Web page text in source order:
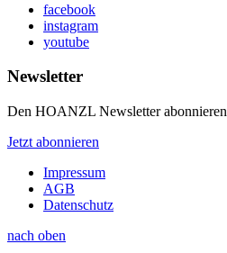
facebook
instagram
youtube
Newsletter
Den HOANZL Newsletter abonnieren
Jetzt abonnieren
Impressum
AGB
Datenschutz
nach oben